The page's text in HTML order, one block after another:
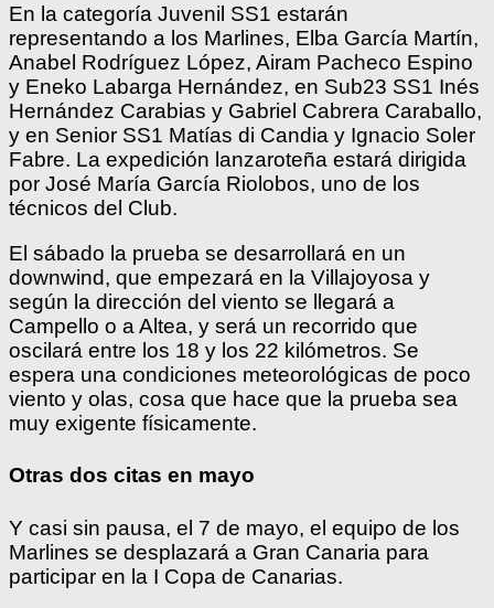
En la categoría Juvenil SS1 estarán
representando a los Marlines, Elba García Martín,
Anabel Rodríguez López, Airam Pacheco Espino
y Eneko Labarga Hernández, en Sub23 SS1 Inés
Hernández Carabias y Gabriel Cabrera Caraballo,
y en Senior SS1 Matías di Candia y Ignacio Soler
Fabre. La expedición lanzaroteña estará dirigida
por José María García Riolobos, uno de los
técnicos del Club.
El sábado la prueba se desarrollará en un
downwind, que empezará en la Villajoyosa y
según la dirección del viento se llegará a
Campello o a Altea, y será un recorrido que
oscilará entre los 18 y los 22 kilómetros. Se
espera una condiciones meteorológicas de poco
viento y olas, cosa que hace que la prueba sea
muy exigente físicamente.
Otras dos citas en mayo
Y casi sin pausa, el 7 de mayo, el equipo de los
Marlines se desplazará a Gran Canaria para
participar en la I Copa de Canarias.